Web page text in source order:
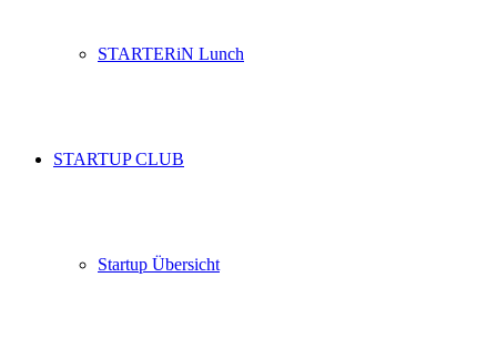
STARTERiN Lunch
STARTUP CLUB
Startup Übersicht